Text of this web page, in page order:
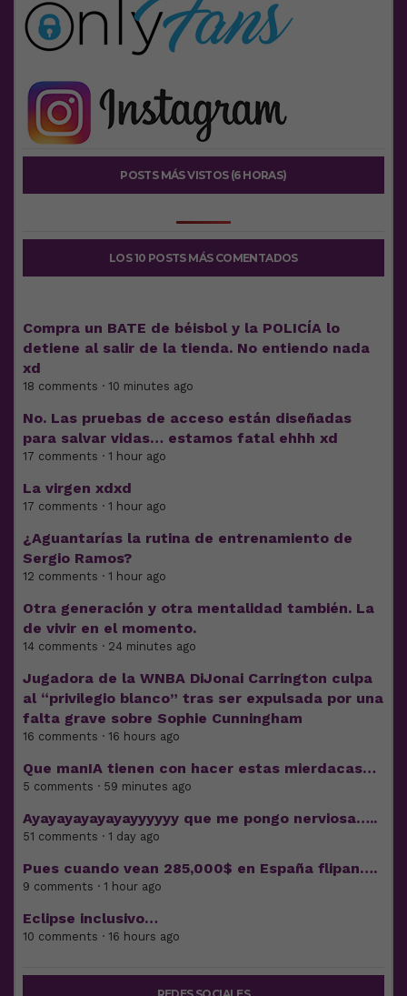
POSTS MÁS VISTOS (6 HORAS)
LOS 10 POSTS MÁS COMENTADOS
Compra un BATE de béisbol y la POLICÍA lo
detiene al salir de la tienda. No entiendo nada
xd
18 comments · 10 minutes ago
No. Las pruebas de acceso están diseñadas
para salvar vidas… estamos fatal ehhh xd
17 comments · 1 hour ago
La virgen xdxd
17 comments · 1 hour ago
¿Aguantarías la rutina de entrenamiento de
Sergio Ramos?
12 comments · 1 hour ago
Otra generación y otra mentalidad también. La
de vivir en el momento.
14 comments · 24 minutes ago
Jugadora de la WNBA DiJonai Carrington culpa
al “privilegio blanco” tras ser expulsada por una
falta grave sobre Sophie Cunningham
16 comments · 16 hours ago
Que manIA tienen con hacer estas mierdacas…
5 comments · 59 minutes ago
Ayayayayayayayyyyyy que me pongo nerviosa…..
51 comments · 1 day ago
Pues cuando vean 285,000$ en España flipan….
9 comments · 1 hour ago
Eclipse inclusivo…
10 comments · 16 hours ago